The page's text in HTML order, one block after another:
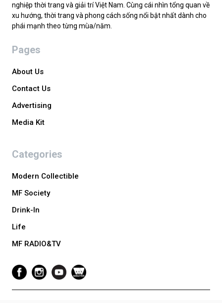
nghiệp thời trang và giải trí Việt Nam. Cùng cái nhìn tổng quan về
xu hướng, thời trang và phong cách sống nổi bật nhất dành cho
phái mạnh theo từng mùa/năm.
Pages
About Us
Contact Us
Advertising
Media Kit
Categories
Modern Collectible
MF Society
Drink-In
Life
MF RADIO&TV